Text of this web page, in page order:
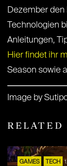
Dezember
Technologien
Anleitungen,
Hier findet ihr
Season sowie
Image by
RELATED
GAMES TECH